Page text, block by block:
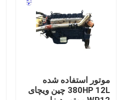
دربارهی ما
کارخانه تور
کنترل کیفیت
موتور استفاده شده
380HP 12L چین ویچای